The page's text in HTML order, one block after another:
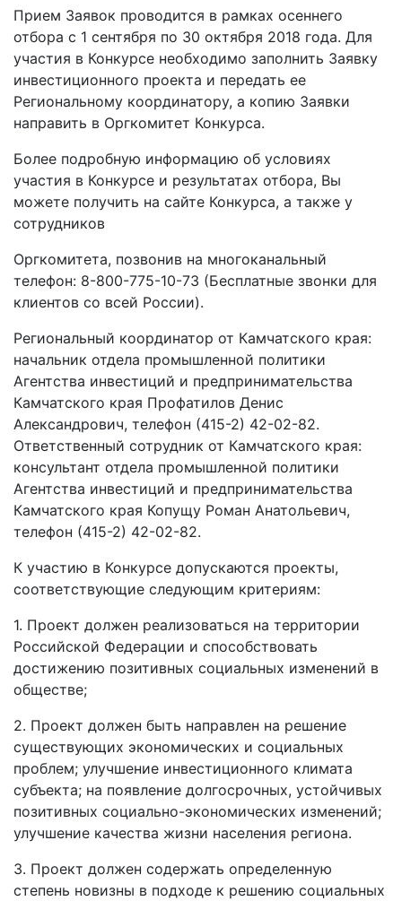
Прием Заявок проводится в рамках осеннего
отбора с 1 сентября по 30 октября 2018 года. Для
участия в Конкурсе необходимо заполнить Заявку
инвестиционного проекта и передать ее
Региональному координатору, а копию Заявки
направить в Оргкомитет Конкурса.
Более подробную информацию об условиях
участия в Конкурсе и результатах отбора, Вы
можете получить на сайте Конкурса, а также у
сотрудников
Оргкомитета, позвонив на многоканальный
телефон: 8-800-775-10-73 (Бесплатные звонки для
клиентов со всей России).
Региональный координатор от Камчатского края:
начальник отдела промышленной политики
Агентства инвестиций и предпринимательства
Камчатского края Профатилов Денис
Александрович, телефон (415-2) 42-02-82.
Ответственный сотрудник от Камчатского края:
консультант отдела промышленной политики
Агентства инвестиций и предпринимательства
Камчатского края Копущу Роман Анатольевич,
телефон (415-2) 42-02-82.
К участию в Конкурсе допускаются проекты,
соответствующие следующим критериям:
1. Проект должен реализоваться на территории
Российской Федерации и способствовать
достижению позитивных социальных изменений в
обществе;
2. Проект должен быть направлен на решение
существующих экономических и социальных
проблем; улучшение инвестиционного климата
субъекта; на появление долгосрочных, устойчивых
позитивных социально-экономических изменений;
улучшение качества жизни населения региона.
3. Проект должен содержать определенную
степень новизны в подходе к решению социальных